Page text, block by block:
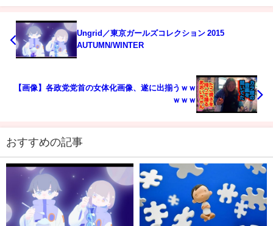
Ungrid／東京ガールズコレクション 2015
AUTUMN/WINTER
【画像】各政党党首の女体化画像、遂に出揃うｗｗ
ｗｗｗ
おすすめの記事